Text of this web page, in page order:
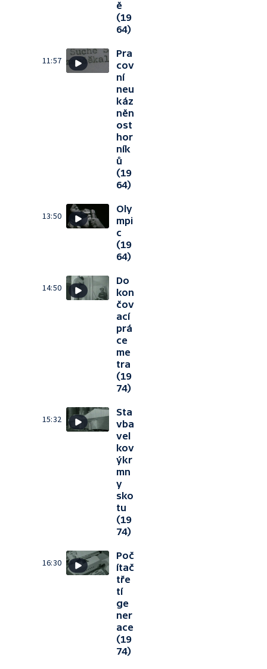
ě
(19
64)
11:57
Pra
cov
ní
neu
káz
něn
ost
hor
ník
ů
(19
64)
13:50
Oly
mpi
c
(19
64)
14:50
Do
kon
čov
ací
prá
ce
me
tra
(19
74)
15:32
Sta
vba
vel
kov
ýkr
mn
y
sko
tu
(19
74)
16:30
Poč
ítač
tře
tí
ge
ner
ace
(19
74)